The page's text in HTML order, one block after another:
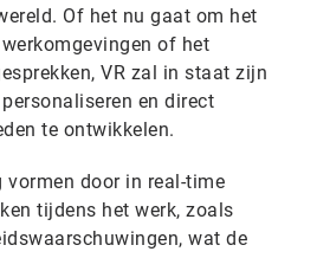
Of het nu gaat om het
of het
VR zal in staat zijn
en direct
te ontwikkelen.
vormen door in real-time
tijdens het werk, zoals
wat de